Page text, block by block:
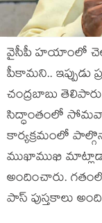
వైసీపీ హ‌యాంలో
పీకామ‌ని.. ఇప్పుడు
చంద్ర‌బాబు
సిద్ధాంతంలో
కార్య‌క్ర‌మంలో
ముఖాముఖి
అందించారు.
పాస్ పుస్త‌కాలు